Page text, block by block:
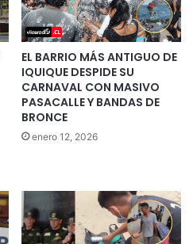
EL BARRIO MÁS ANTIGUO DE
IQUIQUE DESPIDE SU
CARNAVAL CON MASIVO
PASACALLE Y BANDAS DE
BRONCE
enero 12, 2026